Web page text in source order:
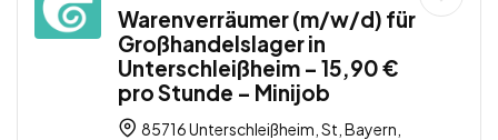
Warenverräumer (m/w/d) für
Großhandelslager in
Unterschleißheim – 15,90 €
pro Stunde – Minijob
85716 Unterschleißheim, St, Bayern,